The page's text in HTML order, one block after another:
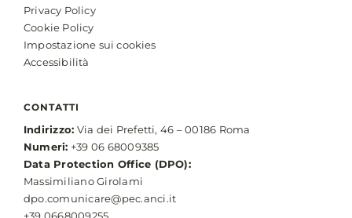
Privacy Policy
Cookie Policy
Impostazione sui cookies
Accessibilità
CONTATTI
Indirizzo: Via dei Prefetti, 46 – 00186 Roma
Numeri: +39 06 68009385
Data Protection Office (DPO):
Massimiliano Girolami
dpo.comunicare@pec.anci.it